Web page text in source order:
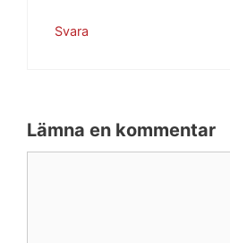
Svara
Lämna en kommentar